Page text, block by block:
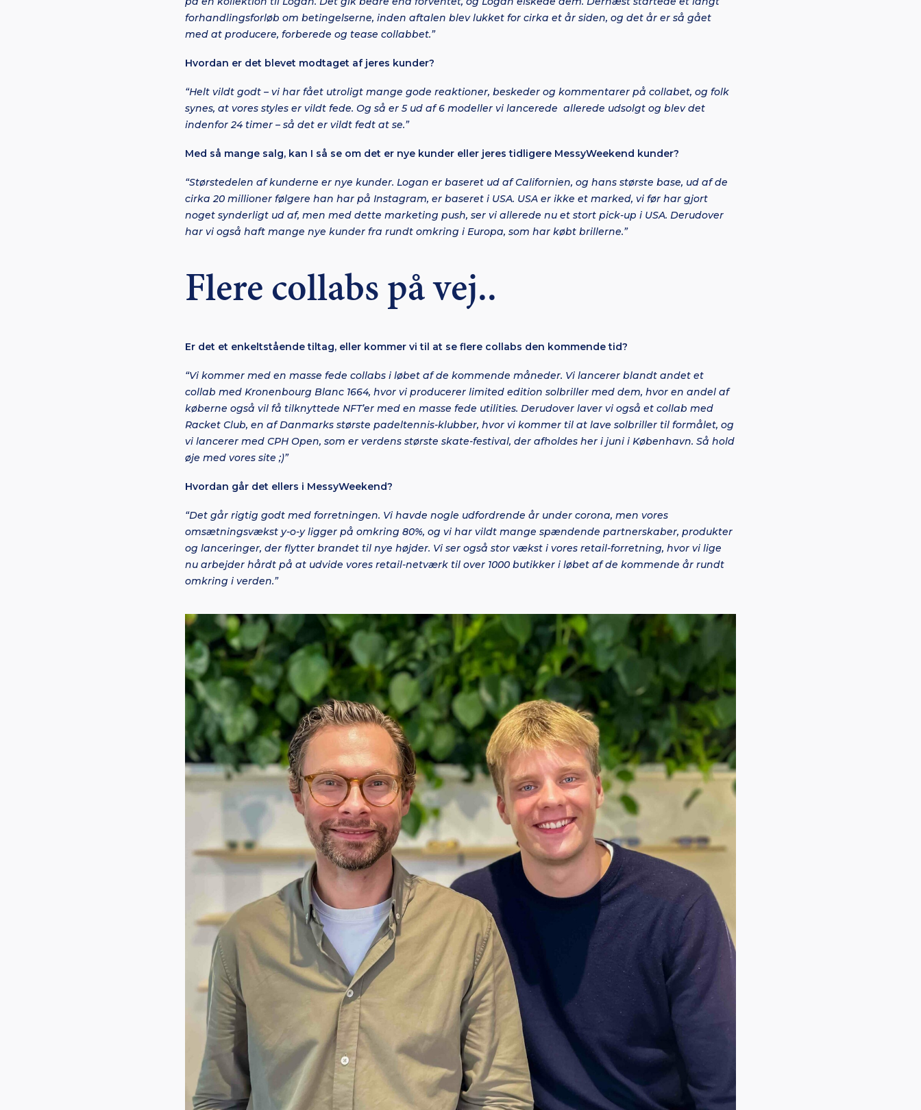
forhandlingsforløb om betingelserne, inden aftalen blev lukket for cirka et år siden, og det år er så gået
med at producere, forberede og tease collabbet.”
Hvordan er det blevet modtaget af jeres kunder?
“Helt vildt godt – vi har fået utroligt mange gode reaktioner, beskeder og kommentarer på collabet, og folk
synes, at vores styles er vildt fede. Og så er 5 ud af 6 modeller vi lancerede allerede udsolgt og blev det
indenfor 24 timer – så det er vildt fedt at se.”
Med så mange salg, kan I så se om det er nye kunder eller jeres tidligere MessyWeekend kunder?
“Størstedelen af kunderne er nye kunder. Logan er baseret ud af Californien, og hans største base, ud af de
cirka 20 millioner følgere han har på Instagram, er baseret i USA. USA er ikke et marked, vi før har gjort
noget synderligt ud af, men med dette marketing push, ser vi allerede nu et stort pick-up i USA. Derudover
har vi også haft mange nye kunder fra rundt omkring i Europa, som har købt brillerne.”
Flere collabs på vej..
Er det et enkeltstående tiltag, eller kommer vi til at se flere collabs den kommende tid?
“Vi kommer med en masse fede collabs i løbet af de kommende måneder. Vi lancerer blandt andet et
collab med Kronenbourg Blanc 1664, hvor vi producerer limited edition solbriller med dem, hvor en andel af
køberne også vil få tilknyttede NFT’er med en masse fede utilities. Derudover laver vi også et collab med
Racket Club, en af Danmarks største padeltennis-klubber, hvor vi kommer til at lave solbriller til formålet, og
vi lancerer med CPH Open, som er verdens største skate-festival, der afholdes her i juni i København. Så hold
øje med vores site ;)”
Hvordan går det ellers i MessyWeekend?
“Det går rigtig godt med forretningen. Vi havde nogle udfordrende år under corona, men vores
omsætningsvækst y-o-y ligger på omkring 80%, og vi har vildt mange spændende partnerskaber, produkter
og lanceringer, der flytter brandet til nye højder. Vi ser også stor vækst i vores retail-forretning, hvor vi lige
nu arbejder hårdt på at udvide vores retail-netværk til over 1000 butikker i løbet af de kommende år rundt
omkring i verden.”